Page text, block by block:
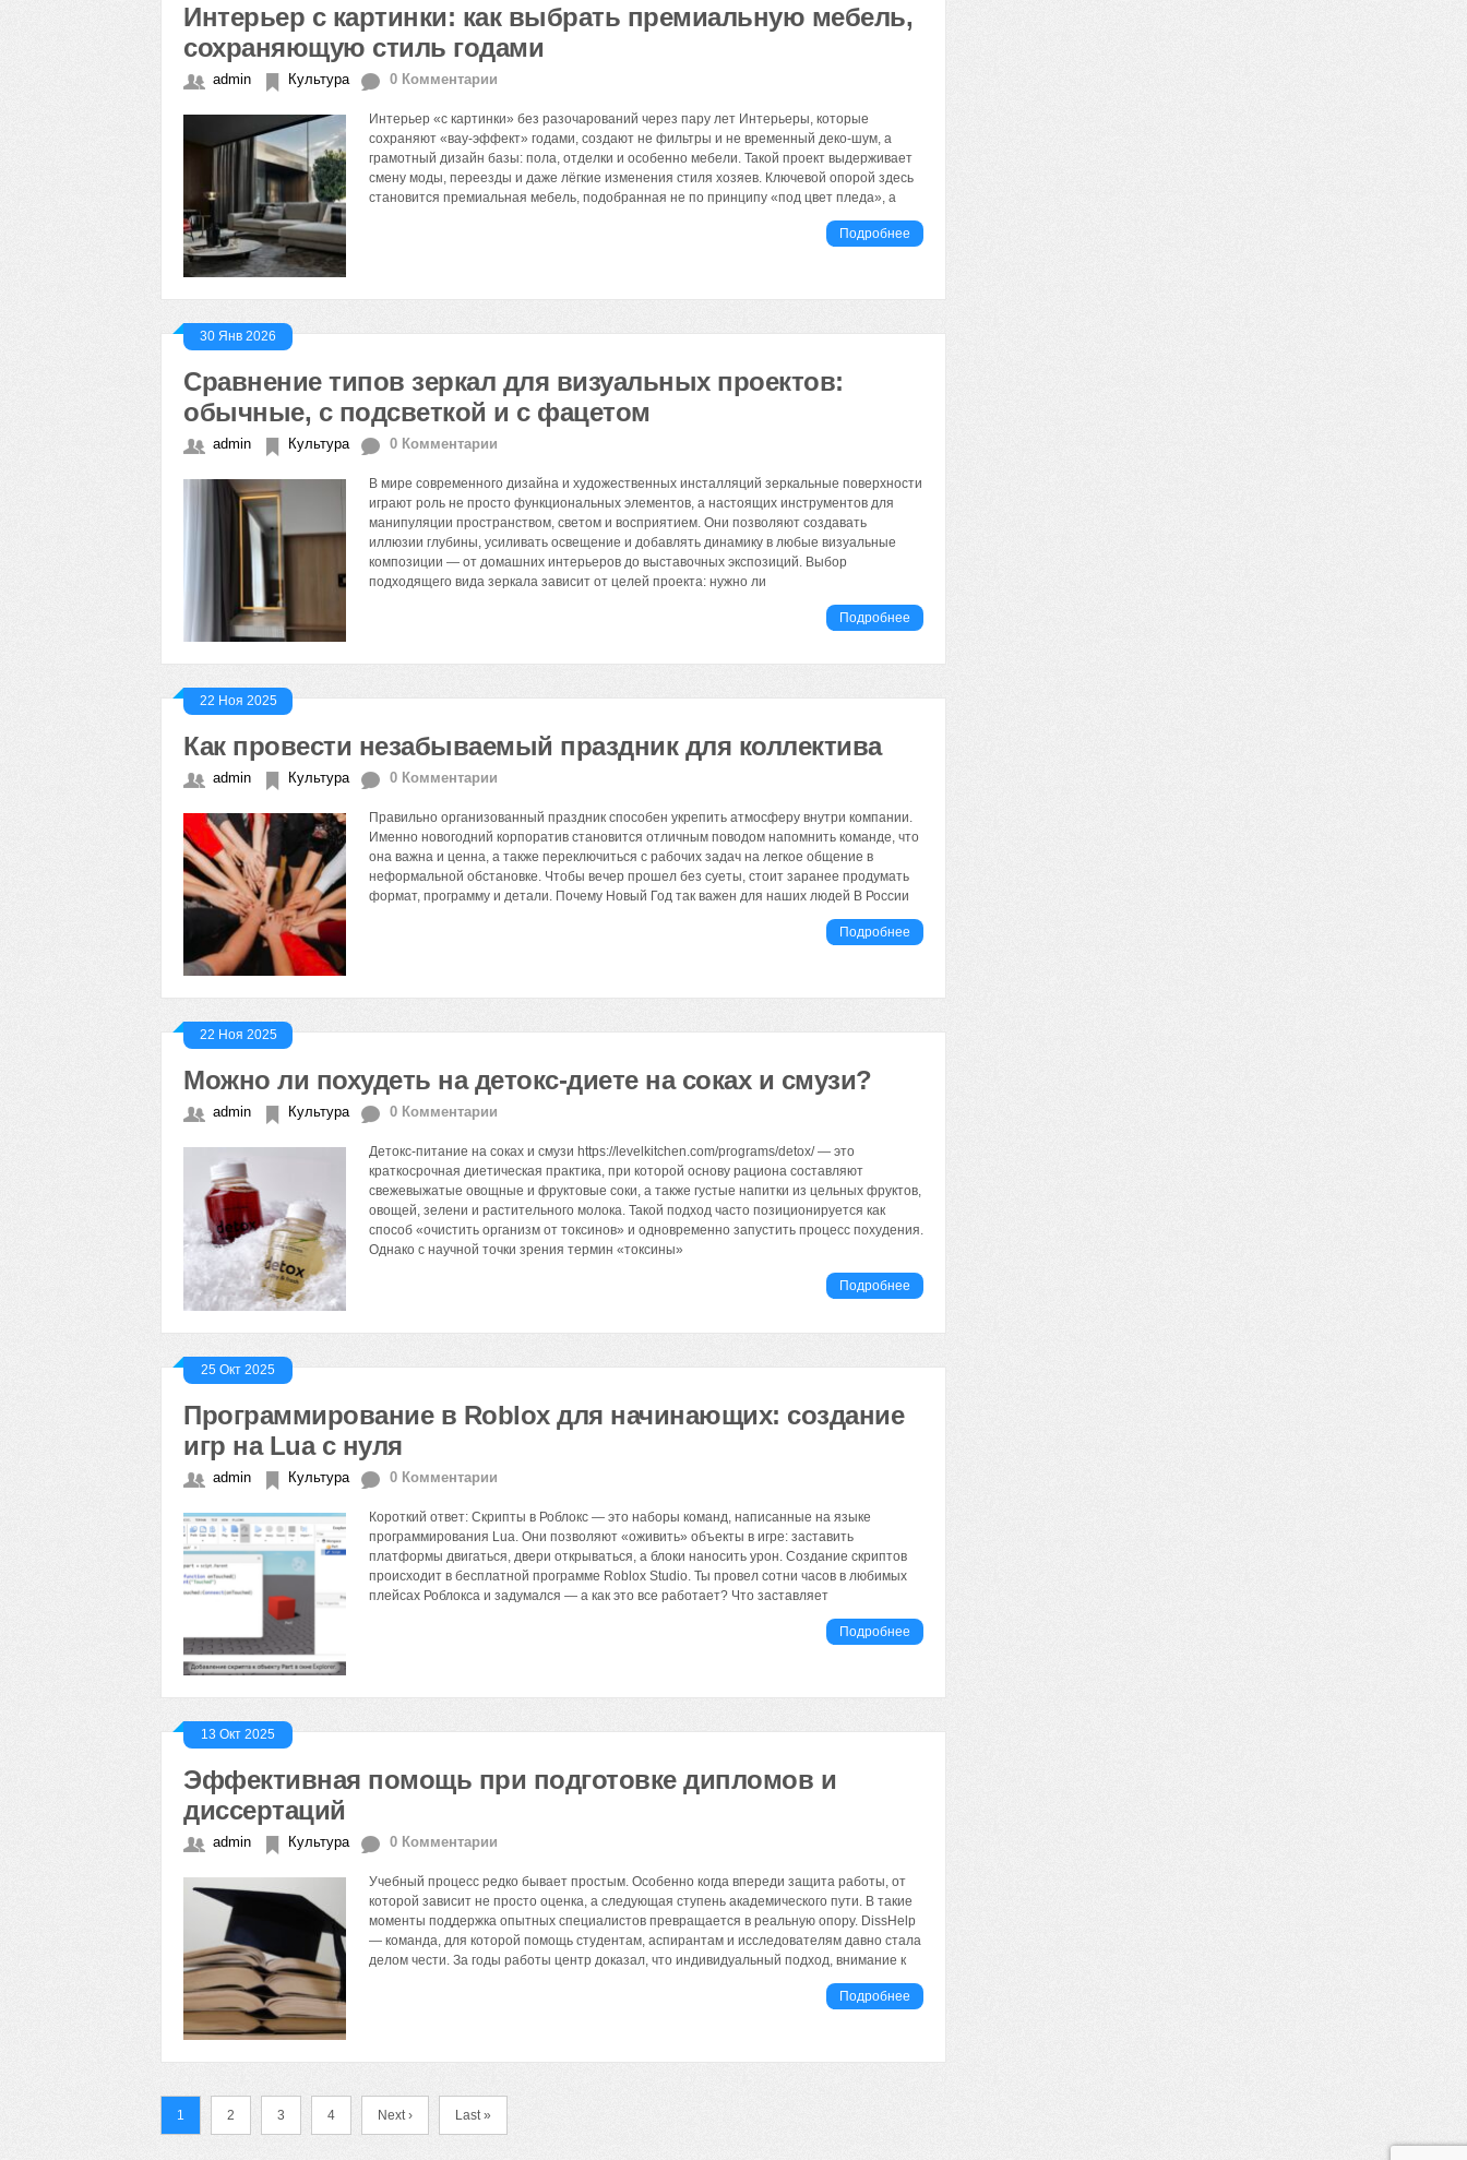
Интерьер с картинки: как выбрать премиальную мебель,
сохраняющую стиль годами
admin Культура 0 Комментарии
Интерьер «с картинки» без разочарований через пару лет Интерьеры, которые
сохраняют «вау‑эффект» годами, создают не фильтры и не временный деко‑шум, а
грамотный дизайн базы: пола, отделки и особенно мебели. Такой проект выдерживает
смену моды, переезды и даже лёгкие изменения стиля хозяев. Ключевой опорой здесь
становится премиальная мебель, подобранная не по принципу «под цвет пледа», а
Подробнее
30 Янв 2026
Сравнение типов зеркал для визуальных проектов:
обычные, с подсветкой и с фацетом
admin Культура 0 Комментарии
В мире современного дизайна и художественных инсталляций зеркальные поверхности
играют роль не просто функциональных элементов, а настоящих инструментов для
манипуляции пространством, светом и восприятием. Они позволяют создавать
иллюзии глубины, усиливать освещение и добавлять динамику в любые визуальные
композиции — от домашних интерьеров до выставочных экспозиций. Выбор
подходящего вида зеркала зависит от целей проекта: нужно ли
Подробнее
22 Ноя 2025
Как провести незабываемый праздник для коллектива
admin Культура 0 Комментарии
Правильно организованный праздник способен укрепить атмосферу внутри компании.
Именно новогодний корпоратив становится отличным поводом напомнить команде, что
она важна и ценна, а также переключиться с рабочих задач на легкое общение в
неформальной обстановке. Чтобы вечер прошел без суеты, стоит заранее продумать
формат, программу и детали. Почему Новый Год так важен для наших людей В России
Подробнее
22 Ноя 2025
Можно ли похудеть на детокс-диете на соках и смузи?
admin Культура 0 Комментарии
Детокс-питание на соках и смузи https://levelkitchen.com/programs/detox/ — это
краткосрочная диетическая практика, при которой основу рациона составляют
свежевыжатые овощные и фруктовые соки, а также густые напитки из цельных фруктов,
овощей, зелени и растительного молока. Такой подход часто позиционируется как
способ «очистить организм от токсинов» и одновременно запустить процесс похудения.
Однако с научной точки зрения термин «токсины»
Подробнее
25 Окт 2025
Программирование в Roblox для начинающих: создание
игр на Lua с нуля
admin Культура 0 Комментарии
Короткий ответ: Скрипты в Роблокс — это наборы команд, написанные на языке
программирования Lua. Они позволяют «оживить» объекты в игре: заставить
платформы двигаться, двери открываться, а блоки наносить урон. Создание скриптов
происходит в бесплатной программе Roblox Studio. Ты провел сотни часов в любимых
плейсах Роблокса и задумался — а как это все работает? Что заставляет
Подробнее
13 Окт 2025
Эффективная помощь при подготовке дипломов и
диссертаций
admin Культура 0 Комментарии
Учебный процесс редко бывает простым. Особенно когда впереди защита работы, от
которой зависит не просто оценка, а следующая ступень академического пути. В такие
моменты поддержка опытных специалистов превращается в реальную опору. DissHelp
— команда, для которой помощь студентам, аспирантам и исследователям давно стала
делом чести. За годы работы центр доказал, что индивидуальный подход, внимание к
Подробнее
1 2 3 4 Next › Last »